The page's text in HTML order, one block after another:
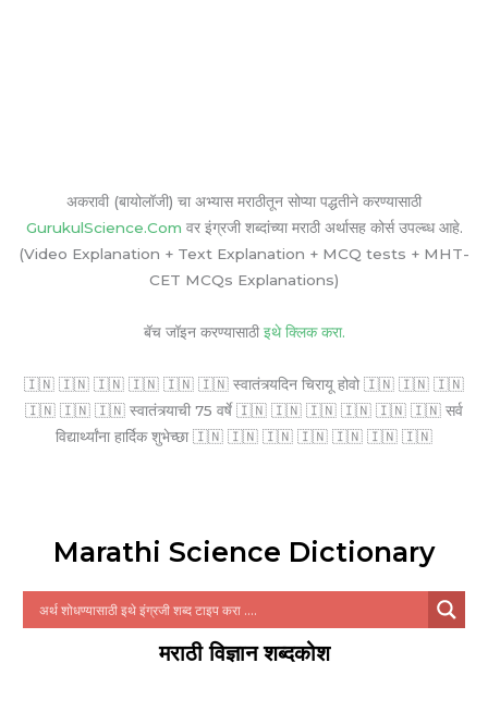
अकरावी (बायोलॉजी) चा अभ्यास मराठीतून सोप्या पद्धतीने करण्यासाठी
GurukulScience.Com वर इंग्रजी शब्दांच्या मराठी अर्थासह कोर्स उपल्ब्ध आहे.
(Video Explanation + Text Explanation + MCQ tests + MHT-
CET MCQs Explanations)
बॅच जॉइन करण्यासाठी इथे क्लिक करा.
🇮🇳 🇮🇳 🇮🇳 🇮🇳 🇮🇳 🇮🇳 स्वातंत्र्यदिन चिरायू होवो 🇮🇳 🇮🇳 🇮🇳
🇮🇳 🇮🇳 🇮🇳 स्वातंत्र्याची 75 वर्षे 🇮🇳 🇮🇳 🇮🇳 🇮🇳 🇮🇳 🇮🇳 सर्व
विद्यार्थ्यांना हार्दिक शुभेच्छा 🇮🇳 🇮🇳 🇮🇳 🇮🇳 🇮🇳 🇮🇳 🇮🇳
Marathi Science Dictionary
मराठी विज्ञान शब्दकोश